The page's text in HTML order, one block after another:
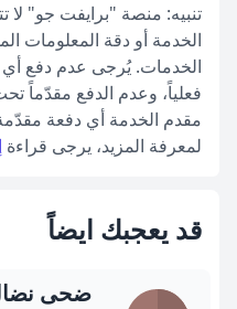
تنبيه: منصة "برايفت جو"
الخدمة أو دقة المعلومات
الخدمات. يُرجى عدم دفع أي
فعلياً، وعدم الدفع
مقدم الخدمة أي دفعة
لمعرفة المزيد، يرجى قراءة
قد يعجبك ايضاً
ضحى